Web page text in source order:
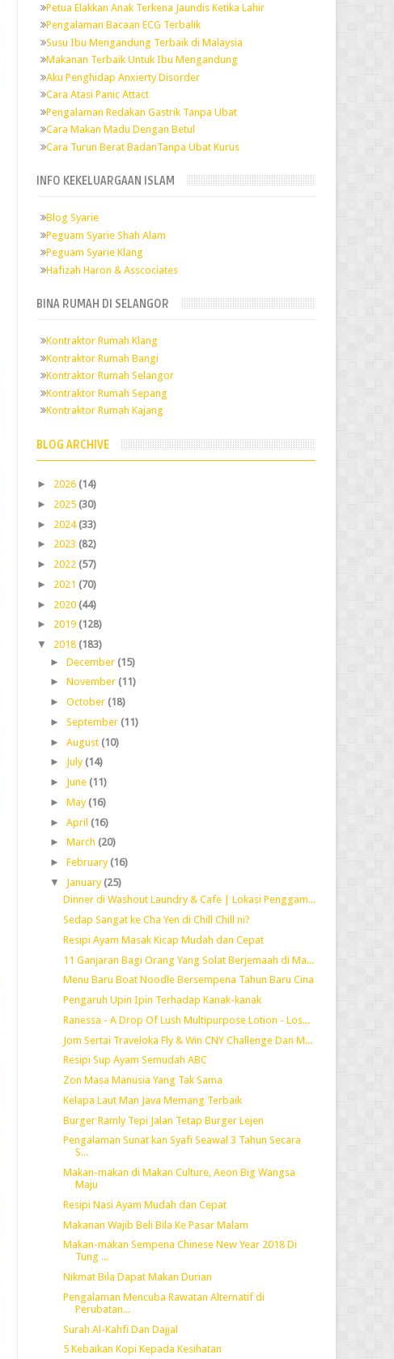
Petua Elakkan Anak Terkena Jaundis Ketika Lahir
Pengalaman Bacaan ECG Terbalik
Susu Ibu Mengandung Terbaik di Malaysia
Makanan Terbaik Untuk Ibu Mengandung
Aku Penghidap Anxierty Disorder
Cara Atasi Panic Attact
Pengalaman Redakan Gastrik Tanpa Ubat
Cara Makan Madu Dengan Betul
Cara Turun Berat BadanTanpa Ubat Kurus
INFO KEKELUARGAAN ISLAM
Blog Syarie
Peguam Syarie Shah Alam
Peguam Syarie Klang
Hafizah Haron & Asscociates
BINA RUMAH DI SELANGOR
Kontraktor Rumah Klang
Kontraktor Rumah Bangi
Kontraktor Rumah Selangor
Kontraktor Rumah Sepang
Kontraktor Rumah Kajang
BLOG ARCHIVE
► 2026 (14)
► 2025 (30)
► 2024 (33)
► 2023 (82)
► 2022 (57)
► 2021 (70)
► 2020 (44)
► 2019 (128)
▼ 2018 (183)
► December (15)
► November (11)
► October (18)
► September (11)
► August (10)
► July (14)
► June (11)
► May (16)
► April (16)
► March (20)
► February (16)
▼ January (25)
Dinner di Washout Laundry & Cafe | Lokasi Penggam...
Sedap Sangat ke Cha Yen di Chill Chill ni?
Resipi Ayam Masak Kicap Mudah dan Cepat
11 Ganjaran Bagi Orang Yang Solat Berjemaah di Ma...
Menu Baru Boat Noodle Bersempena Tahun Baru Cina
Pengaruh Upin Ipin Terhadap Kanak-kanak
Ranessa - A Drop Of Lush Multipurpose Lotion - Los...
Jom Sertai Traveloka Fly & Win CNY Challenge Dan M...
Resipi Sup Ayam Semudah ABC
Zon Masa Manusia Yang Tak Sama
Kelapa Laut Man Java Memang Terbaik
Burger Ramly Tepi Jalan Tetap Burger Lejen
Pengalaman Sunat kan Syafi Seawal 3 Tahun Secara
S...
Makan-makan di Makan Culture, Aeon Big Wangsa
Maju
Resipi Nasi Ayam Mudah dan Cepat
Makanan Wajib Beli Bila Ke Pasar Malam
Makan-makan Sempena Chinese New Year 2018 Di
Tung ...
Nikmat Bila Dapat Makan Durian
Pengalaman Mencuba Rawatan Alternatif di
Perubatan...
Surah Al-Kahfi Dan Dajjal
5 Kebaikan Kopi Kepada Kesihatan